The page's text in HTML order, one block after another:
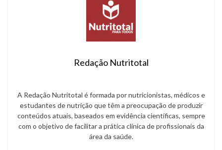
Redação Nutritotal
A Redação Nutritotal é formada por nutricionistas, médicos e
estudantes de nutrição que têm a preocupação de produzir
conteúdos atuais, baseados em evidência científicas, sempre
com o objetivo de facilitar a prática clínica de profissionais da
área da saúde.